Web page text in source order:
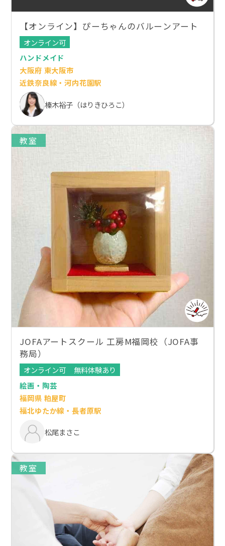
【オンライン】ぴーちゃんのバルーンアート
オンライン可
ハンドメイド
大阪府 東大阪市
近鉄奈良線・河内花園駅
榛木裕子（はりきひろこ）
教室
JOFAアートスクール 工房M福岡校（JOFA事
務局）
オンライン可
無料体験あり
絵画・陶芸
福岡県 粕屋町
福北ゆたか線・長者原駅
松尾まさこ
教室